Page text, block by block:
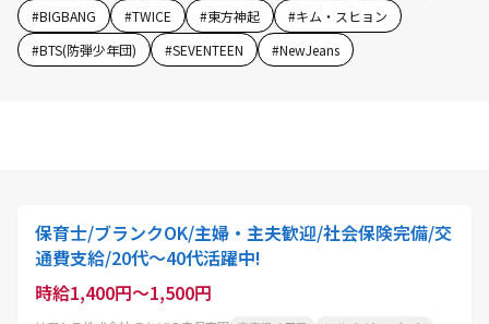
#BIGBANG #TWICE #東方神起 #キム・スヒョン
#BTS(防弾少年団) #SEVENTEEN #NewJeans
保育士/ブランクOK/主婦・主夫歓迎/社会保険完備/交
通費支給/20代～40代活躍中!
時給1,400円～1,500円